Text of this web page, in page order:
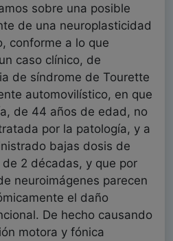
sobre una posible
de una neuroplasticidad
conforme a lo que
caso clínico, de
de síndrome de Tourette
automovilístico, en que
de 44 años de edad, no
por la patología, y a
bajas dosis de
2 décadas, y que por
neuroimágenes parecen
el daño
De hecho causando
motora y fónica